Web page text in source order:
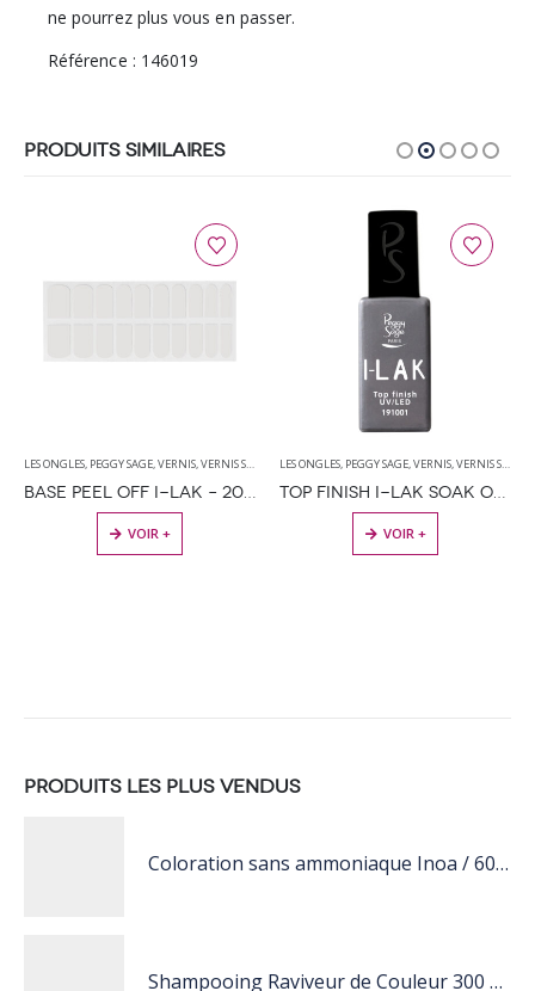
ne pourrez plus vous en passer.
Référence : 146019
PRODUITS SIMILAIRES
LES ONGLES, PEGGY SAGE,VERNIS,VERNIS SEMI PERMANENT
BASE PEEL OFF I-LAK – 20 PATCHS ADHÉSIFS
VOIR +
LES ONGLES, PEGGY SAGE,VERNIS,VERNIS SEMI PERMANENT
TOP FINISH I-LAK SOAK OFF GEL POLISH – 11ML
VOIR +
PRODUITS LES PLUS VENDUS
Coloration sans ammoniaque Inoa / 60ML
Shampooing Raviveur de Couleur 300 ml Rose de Schwarzkopf Professional